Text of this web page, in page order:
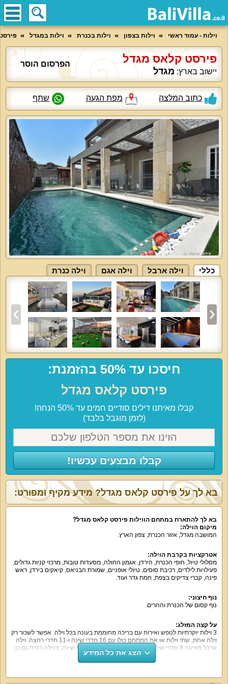
וילות - עמוד ראשי וילות בצפון וילות בכנרת וילות במגדל
פירסט קלאס מגדל
יישוב בארץ: מגדל
הפרסום הוסר
כתוב המלצה מפת הגעה שתף
כללי וילה ארבל וילה אגם וילה כנרת
חיסכו עד 50% בהזמנת:
פירסט קלאס מגדל
קבלו מאיתנו דילים סודיים חמים עד 50% הנחה!
(לזמן מוגבל בלבד)
קבלו מבצעים עכשיו!
בא לך על פירסט קלאס מגדל? מידע מקיף ומפורט:
בא לך להתארח במתחם הווילות פירסט קלאס מגדל?
מיקום הוילה:
המושבה מגדל, אזור הכנרת, צפון הארץ.
אטרקציות בקרבת הוילה:
מסלולי טיול, חופי הכנרת, הירדן, אגמון החולה, מסעדות טובות, מרכזי קניות גדולים,
פעילויות לילדים, רכיבת סוסים, טיולי אופניים, שמורת הבניאס, קיאקים בירדן, ראש
פינה, קברי צדיקים בצפת, חמת גדר ועוד.
נוף חיצוני:
נוף קסום של הכנרת וההרים.
על קצה המזלג:
3 וילות יוקרתיות לנופש ואירוח עם בריכה מחוממת בעונה בכל וילה. אפשר לשכור רק
וילה אחת, שתי וילות או את המתחם כולו עם 16 חדרי שינה ו-11 חדרי רחצה. וילה
ארבל מציעה 8 חדרי שינה, וילה אגם מושכרת עם 4 חדרי שינה, בווילה כנרת גם כן
הצג את כל המידע